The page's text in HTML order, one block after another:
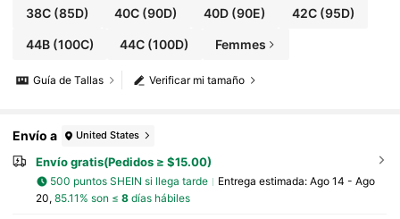
38C(85D) 40C (90D) 40D(90E) 42C(95D)
44B(100C) 44C (100D) Femmes
Verificar mi tamaño
Guía de Tallas
Envío a United States
Envío gratis(Pedidos ≥ $15.00)
500 puntos SHEIN si llega tarde Entrega estimada: Ago 14 - Ago
20, 85.11% son ≤ 8días hábiles